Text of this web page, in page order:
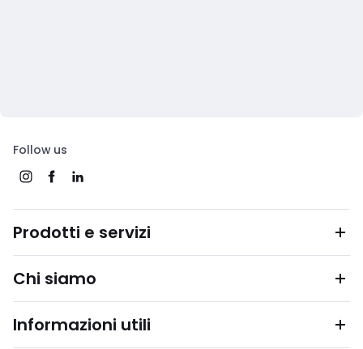
Follow us
Prodotti e servizi
Chi siamo
Informazioni utili